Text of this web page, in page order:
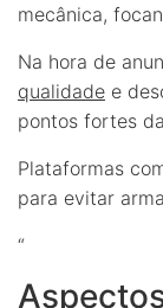
mecânica,
Na hora de
qualidade e
pontos fortes
Plataformas
para evitar
“